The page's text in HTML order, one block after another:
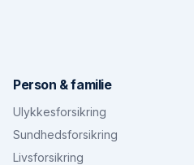
Person & familie
Ulykkesforsikring
Sundhedsforsikring
Livsforsikring